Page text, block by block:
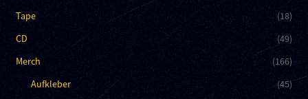
Tape
(18)
CD
(49)
Merch
(166)
Aufkleber
(45)